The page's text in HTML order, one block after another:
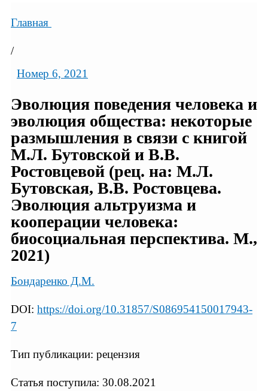
Главная
/
Номер 6, 2021
Эволюция поведения человека и
эволюция общества: некоторые
размышления в связи с книгой
М.Л. Бутовской и В.В.
Ростовцевой (рец. на: М.Л.
Бутовская, В.В. Ростовцева.
Эволюция альтруизма и
кооперации человека:
биосоциальная перспектива. М.,
2021)
Бондаренко Д.М.
DOI: https://doi.org/10.31857/S086954150017943-
7
Тип публикации: рецензия
Статья поступила: 30.08.2021